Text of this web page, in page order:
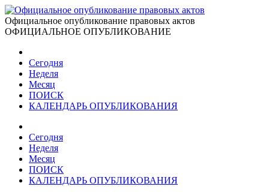
Официальное опубликование правовых актов
ОФИЦИАЛЬНОЕ ОПУБЛИКОВАНИЕ
Сегодня
Неделя
Месяц
ПОИСК
КАЛЕНДАРЬ ОПУБЛИКОВАНИЯ
Сегодня
Неделя
Месяц
ПОИСК
КАЛЕНДАРЬ ОПУБЛИКОВАНИЯ